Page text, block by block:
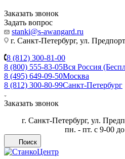
Заказать звонок
Задать вопрос
stanki@s-awangard.ru
г. Санкт-Петербург, ул.
8 (812) 300-81-00
8 (800) 555-83-05Вся Россия
8 (495) 649-09-50Москва
8 (812) 300-80-99Санкт-Петербург
Заказать звонок
г. Санкт-Петербург, ул.
пн. - пт. с 9-00
Поиск